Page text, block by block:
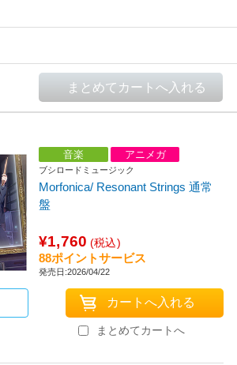
音楽 アニメガ
ブシロードミュージック
Morfonica/ Resonant Strings 通常
盤
¥1,760 (税込)
88ポイントサービス
発売日:2026/04/22
まとめてカートへ